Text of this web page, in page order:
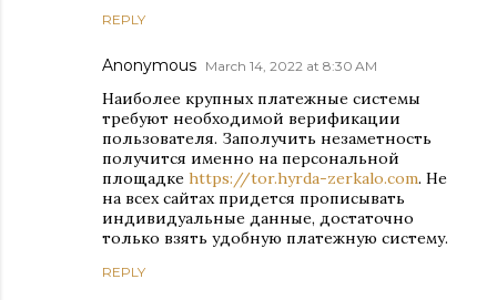
REPLY
Anonymous March 14, 2022 at 8:30 AM
Наиболее крупных платежные системы
требуют необходимой верификации
пользователя. Заполучить незаметность
получится именно на персональной
площадке https://tor.hyrda-zerkalo.com. Не
на всех сайтах придется прописывать
индивидуальные данные, достаточно
только взять удобную платежную систему.
REPLY